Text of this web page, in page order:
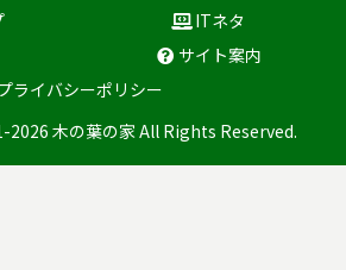
ITネタ
サイト案内
ライバシーポリシー
木の葉の家 All Rights Reserved.